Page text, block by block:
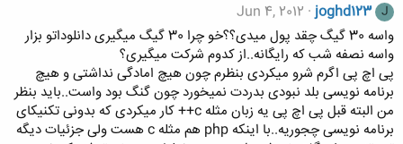
J
joghd123
Jun 4, 2012
واسه 30 گیگ چقد پول میدی؟؟خو چرا 30 گیگ میگیری دانلوداتو بزار
واسه نصفه شب که رایگانه..از کدوم شرکت میگیری؟
پی اچ پی اگرم شرو میکردی بنظرم چون هیچ امادگی نداشتی و هیچ
برنامه نویسی بلد نبودی بدردت نمیخورد چون گنگ بود واست..باید بنظر
من البته قبل پی اچ پی یه زبان مثله c++ کار میکردی که بدونی تکنیکای
برنامه نویسی چجوریه..با اینکه php هم مثله c هست ولی جزئیات دیگه